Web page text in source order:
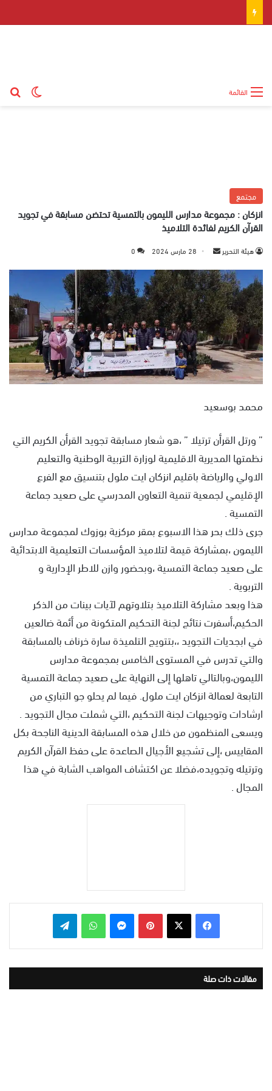
القائمة
مجتمع
انزكان : مجموعة مدارس الليمون بالتمسية تحتضن مسابقة في تجويد
القرآن الكريم لفائدة التلاميذ
هيئة التحرير
س
ل
ب
ر
ي
د
ا
إ
ك
و
ي
ا
28 مارس 2024 0
محمد بوسعيد
” ورتل القرأن ترتيلا ” ،هو شعار مسابقة تجويد القرأن الكريم التي
نظمتها المديرية الاقليمية لوزارة التربية الوطنية والتعليم
الاولي والرياضة باقليم انزكان ايت ملول بتنسيق مع الفرع
الإقليمي لجمعية تنمية التعاون المدرسي على صعيد جماعة
التمسية .
جرى ذلك بحر هذا الاسبوع بمقر مركزية بوزوك لمجموعة مدارس
الليمون ،بمشاركة قيمة لتلاميذ المؤسسات التعليمية الابتدائية
على صعيد جماعة التمسية ،وبحضور وازن للاطر الإدارية و
التربوية .
هذا وبعد مشاركة التلاميذ بتلاوتهم لآيات بينات من الذكر
الحكيم،أسفرت نتائج لجنة التحكيم المتكونة من أئمة ضالعين
في ابجديات التجويد ،،بتتويج التلميذة سارة خرناف بالمسابقة
والتي تدرس في المستوى الخامس بمجموعة مدارس
الليمون،وبالتالي تاهلها إلى النهاية على صعيد جماعة التمسية
التابعة لعمالة انزكان ايت ملول. فيما لم يحلو جو التباري من
ارشادات وتوجيهات لجنة التحكيم ،التي شملت مجال التجويد .
ويسعى المنظمون من خلال هذه المسابقة الدينية الناجحة بكل
المقاييس ،إلى تشجيع الأجيال الصاعدة على حفظ القرآن الكريم
وترتيله وتجويده،فضلا عن اكتشاف المواهب الشابة في هذا
المجال .
بينتيريست واتساب
مقالات ذات صلة